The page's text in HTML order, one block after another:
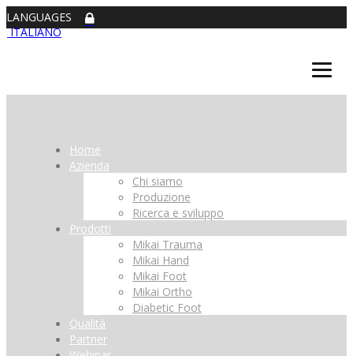
LANGUAGES
ITALIANO
Home
Azienda
Chi siamo
Produzione
Ricerca e sviluppo
Prodotti
Mikai Trauma
Mikai Hand
Mikai Foot
Mikai Ortho
Diabetic Foot
Qualità
Partner